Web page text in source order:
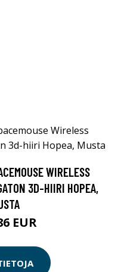
WIRELESS
3D-HIIRI HOPEA,
EUR